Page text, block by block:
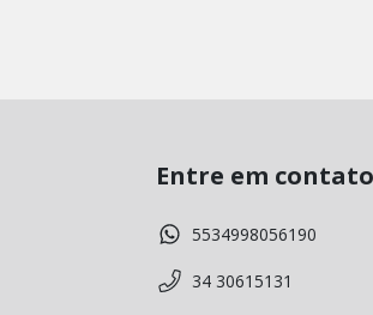
Entre em contato
5534998056190
34 30615131